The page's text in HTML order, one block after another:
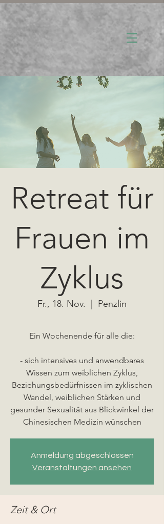
Retreat für
Frauen im
Zyklus
Fr., 18. Nov. Penzlin
Ein Wochenende für alle die:
- sich intensives und anwendbares
Wissen zum weiblichen Zyklus,
Beziehungsbedürfnissen im zyklischen
Wandel, weiblichen Stärken und
gesunder Sexualität aus Blickwinkel der
Anmeldung abgeschlossen
Veranstaltungen ansehen
Zeit & Ort